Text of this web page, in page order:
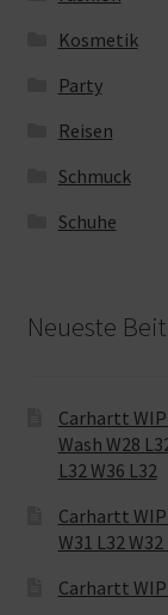
Kosmetik
Party
Reisen
Schmuck
Schuhe
Neueste
Carhartt
Wash W28
L32 W36 L32
Carhartt
W31 L32
Carhartt WIP